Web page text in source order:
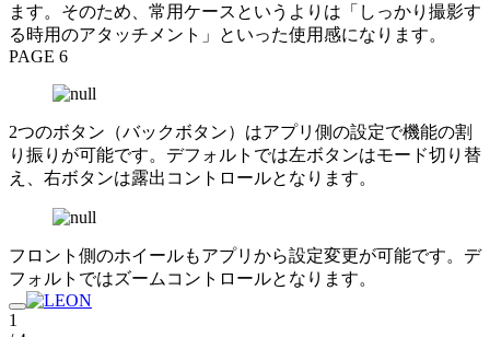
ます。そのため、常用ケースというよりは「しっかり撮影す
る時用のアタッチメント」といった使用感になります。
PAGE 6
2つのボタン（バックボタン）はアプリ側の設定で機能の割
り振りが可能です。デフォルトでは左ボタンはモード切り替
え、右ボタンは露出コントロールとなります。
フロント側のホイールもアプリから設定変更が可能です。デ
フォルトではズームコントロールとなります。
1